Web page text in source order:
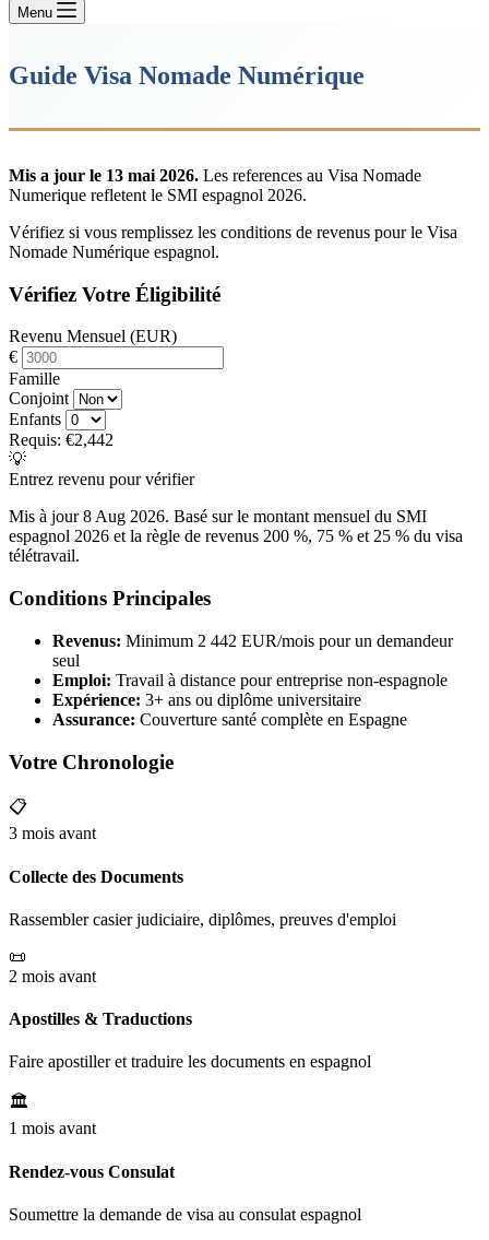
Menu
Guide Visa Nomade Numérique
Mis a jour le 13 mai 2026. Les references au Visa Nomade
Numerique refletent le SMI espagnol 2026.
Vérifiez si vous remplissez les conditions de revenus pour le Visa
Nomade Numérique espagnol.
Vérifiez Votre Éligibilité
Revenu Mensuel (EUR)
€
Famille
Conjoint
Enfants
Requis: €2,442
💡
Entrez revenu pour vérifier
Mis à jour 8 Aug 2026. Basé sur le montant mensuel du SMI
espagnol 2026 et la règle de revenus 200 %, 75 % et 25 % du visa
télétravail.
Conditions Principales
Revenus: Minimum 2 442 EUR/mois pour un demandeur
seul
Emploi: Travail à distance pour entreprise non-espagnole
Expérience: 3+ ans ou diplôme universitaire
Assurance: Couverture santé complète en Espagne
Votre Chronologie
📋
3 mois avant
Collecte des Documents
Rassembler casier judiciaire, diplômes, preuves d'emploi
📜
2 mois avant
Apostilles & Traductions
Faire apostiller et traduire les documents en espagnol
🏛️
1 mois avant
Rendez-vous Consulat
Soumettre la demande de visa au consulat espagnol